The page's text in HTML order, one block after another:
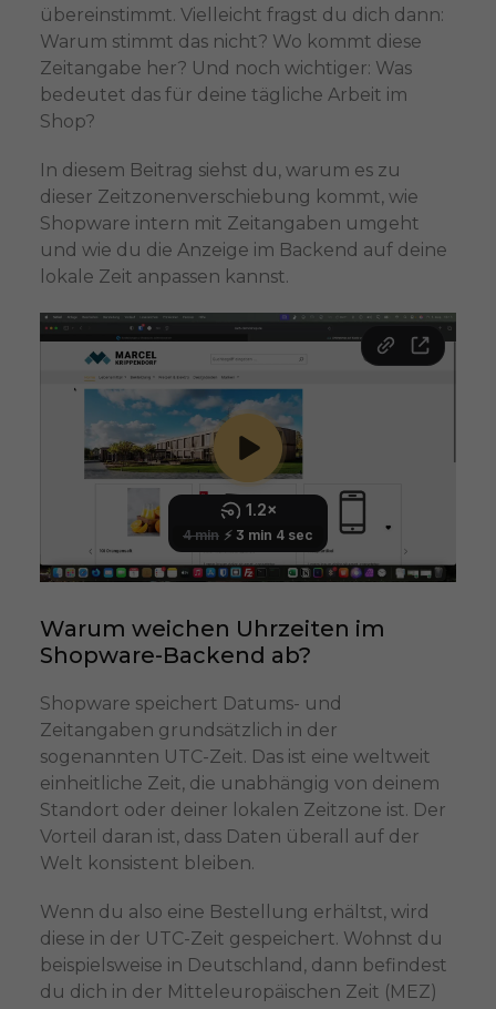
übereinstimmt. Vielleicht fragst du dich dann:
Warum stimmt das nicht? Wo kommt diese
Zeitangabe her? Und noch wichtiger: Was
bedeutet das für deine tägliche Arbeit im
Shop?
In diesem Beitrag siehst du, warum es zu
dieser Zeitzonenverschiebung kommt, wie
Shopware intern mit Zeitangaben umgeht
und wie du die Anzeige im Backend auf deine
lokale Zeit anpassen kannst.
Warum weichen Uhrzeiten im
Shopware-Backend ab?
Shopware speichert Datums- und
Zeitangaben grundsätzlich in der
sogenannten UTC-Zeit. Das ist eine weltweit
einheitliche Zeit, die unabhängig von deinem
Standort oder deiner lokalen Zeitzone ist. Der
Vorteil daran ist, dass Daten überall auf der
Welt konsistent bleiben.
Wenn du also eine Bestellung erhältst, wird
diese in der UTC-Zeit gespeichert. Wohnst du
beispielsweise in Deutschland, dann befindest
du dich in der Mitteleuropäischen Zeit (MEZ)